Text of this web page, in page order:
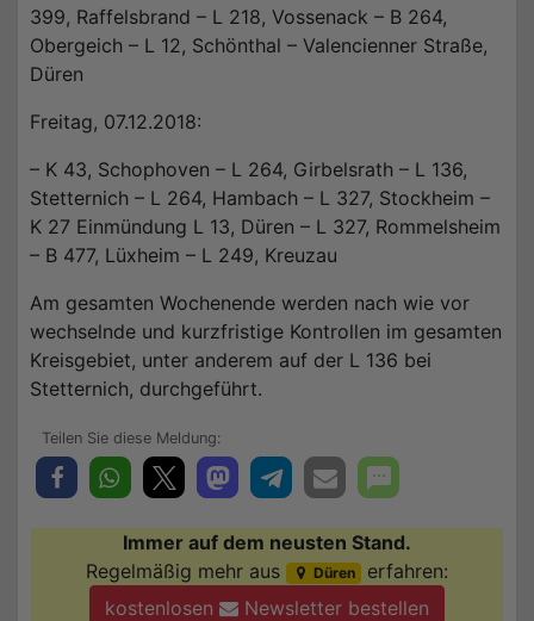
399, Raffelsbrand – L 218, Vossenack – B 264,
Obergeich – L 12, Schönthal – Valencienner Straße,
Düren
Freitag, 07.12.2018:
– K 43, Schophoven – L 264, Girbelsrath – L 136,
Stetternich – L 264, Hambach – L 327, Stockheim –
K 27 Einmündung L 13, Düren – L 327, Rommelsheim
– B 477, Lüxheim – L 249, Kreuzau
Am gesamten Wochenende werden nach wie vor
wechselnde und kurzfristige Kontrollen im gesamten
Kreisgebiet, unter anderem auf der L 136 bei
Stetternich, durchgeführt.
Immer auf dem neusten Stand.
Regelmäßig mehr aus
Düren
erfahren:
kostenlosen
Newsletter bestellen